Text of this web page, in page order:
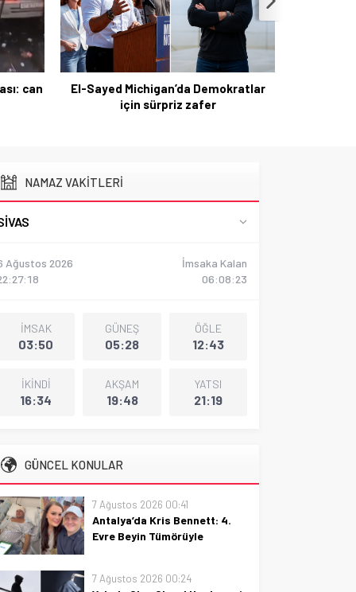
can
El-Sayed Michigan’da Demokratlar
için sürpriz zafer
NAMAZ VAKİTLERİ
Ağustos 2026
İmsaka Kalan
06:08:22
İMSAK
03:50
GÜNEŞ
05:28
ÖĞLE
12:43
İKİNDİ
16:34
AKŞAM
19:48
YATSI
21:19
GÜNCEL KONULAR
7 Ağustos 2026 00:41
Antalya’da Kris Bennett: 4.
Evre Beyin Tümörüyle
Antalya’da Kris Bennett: 4. Evre
Beyin Tümörüyle Mücadele, umut
7 Ağustos 2026 00:24